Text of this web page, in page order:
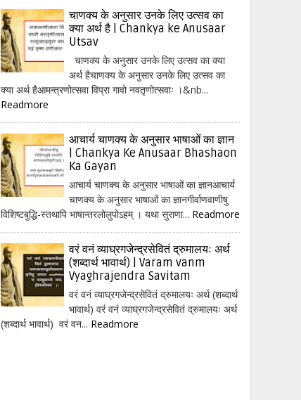
चाणक्य के अनुसार उनके लिए उत्सव का
क्या अर्थ है | Chankya ke Anusaar
Utsav
चाणक्य के अनुसार उनके लिए उत्सव का क्या
अर्थ हैचाणक्य के अनुसार उनके लिए उत्सव का
क्या अर्थ हैआमन्त्रणोत्सवा विप्रा गावो नवतृणोत्सवाः ।&nb...
Readmore
आचार्य चाणक्य के अनुसार भाषाओं का ज्ञान
| Chankya Ke Anusaar Bhashaon
Ka Gayan
आचार्य चाणक्य के अनुसार भाषाओं का ज्ञानआचार्य
चाणक्य के अनुसार भाषाओं का ज्ञानगीर्वाणवाणीषु
विशिष्टबुद्धि-स्तथापि भाषान्तरलोलुपोऽहम् । यथा सुराणा... Readmore
वरं वनं व्याघ्रगजेन्द्रसेवितं द्रुमालयः अर्थ
(शब्दार्थ भावार्थ) | Varam vanm
Vyaghrajendra Savitam
वरं वनं व्याघ्रगजेन्द्रसेवितं द्रुमालयः अर्थ (शब्दार्थ
भावार्थ) वरं वनं व्याघ्रगजेन्द्रसेवितं द्रुमालयः अर्थ
(शब्दार्थ भावार्थ) वरं वन... Readmore